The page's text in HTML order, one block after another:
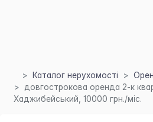
Каталог нерухомості
довгострокова оренда 2-к
Хаджибейський, 10000 грн./міс.